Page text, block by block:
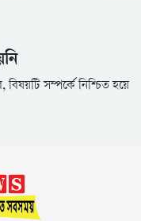
সম্পর্কে নিশ্চিত হয়ে